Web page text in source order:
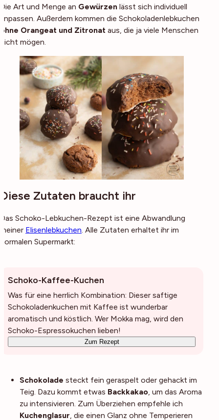
Die Art und Menge an Gewürzen lässt sich individuell
anpassen. Außerdem kommen die Schokoladenlebkuchen
ohne Orangeat und Zitronat aus, die ja viele Menschen
nicht mögen.
Diese Zutaten braucht ihr
Das Schoko-Lebkuchen-Rezept ist eine Abwandlung
meiner Elisenlebkuchen. Alle Zutaten erhaltet ihr im
normalen Supermarkt:
Schoko-Kaffee-Kuchen
Was für eine herrlich Kombination: Dieser saftige
Schokoladenkuchen mit Kaffee ist wunderbar
aromatisch und köstlich. Wer Mokka mag, wird den
Schoko-Espressokuchen lieben!
Zum Rezept
Schokolade steckt fein geraspelt oder gehackt im
Teig. Dazu kommt etwas Backkakao, um das Aroma
zu intensivieren. Zum Überziehen empfehle ich
Kuchenglasur, die einen Glanz ohne Temperieren